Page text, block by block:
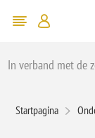
In verband met de
Startpagina